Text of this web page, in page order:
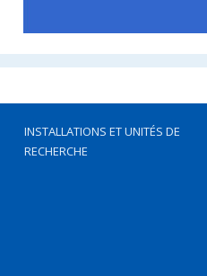
INSTALLATIONS ET UNITÉS DE
RECHERCHE